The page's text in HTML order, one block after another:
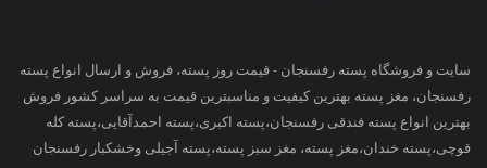
سایت و فروشگاه پسته رفسنجان - قیمت روز پسته، فروش و ارسال انواع پسته
رفسنجان، مغز پسته بهترین کیفیت و مناسبترین قیمت به سراسر کشور فروش
بهترین انواع پسته فندقی رفسنجان،پسته اکبری،پسته احمدآقایی،پسته کله
قوچی،پسته خندان،مغز پسته، مغز سبز پسته،پسته آجیلی وخشکبار رفسنجان